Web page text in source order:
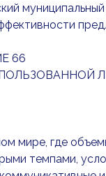
муниципальный
66
мире, где
темпами,